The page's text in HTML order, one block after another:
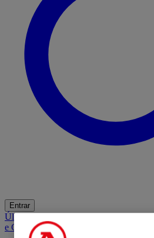
Entrar
ÚltimasMercadoOpiniãoiGaming
e Cabelo